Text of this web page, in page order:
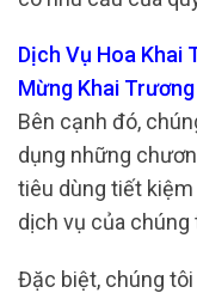
Dịch Vụ Hoa Khai
Mừng Khai
Bên cạnh đó,
dụng những
tiêu dùng tiết
dịch vụ của chúng
Đặc biệt, chúng